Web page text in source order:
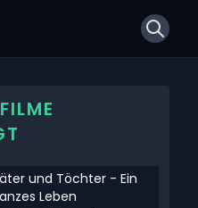
und Töchter - Ein
Leben